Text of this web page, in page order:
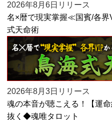
2026年8月6日リリース
名×暦で現実掌握≪国賓/各
式天命術
2026年8月3日リリース
魂の本音が聴こえる！【運
抜く◆魂唯タロット